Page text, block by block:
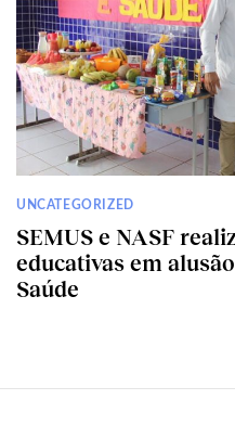
UNCATEGORIZED
SEMUS e NASF
educativas em
Saúde